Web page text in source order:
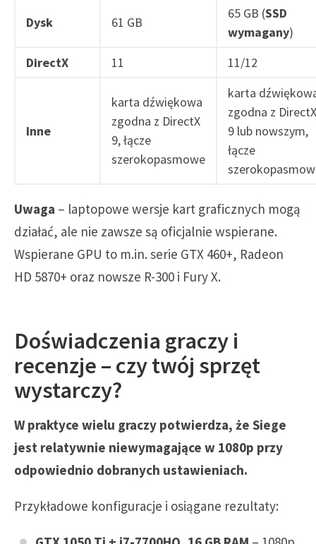
Dysk 61 GB
65 GB (SSD
wymagany)
DirectX
11 11/12
Inne
karta dźwiękowa
zgodna z DirectX
9, łącze
szerokopasmowe
karta
zgodna z DirectX
9 lub nowszym,
łącze
Uwaga – laptopowe wersje kart graficznych mogą
działać, ale nie zawsze są oficjalnie wspierane.
Wspierane GPU to m.in. serie GTX 460+, Radeon
HD 5870+ oraz nowsze R-300 i Fury X.
Doświadczenia graczy i
recenzje – czy twój sprzęt
wystarczy?
W praktyce wielu graczy potwierdza, że Siege
jest relatywnie niewymagające w 1080p przy
odpowiednio dobranych ustawieniach.
Przykładowe konfiguracje i osiągane rezultaty: